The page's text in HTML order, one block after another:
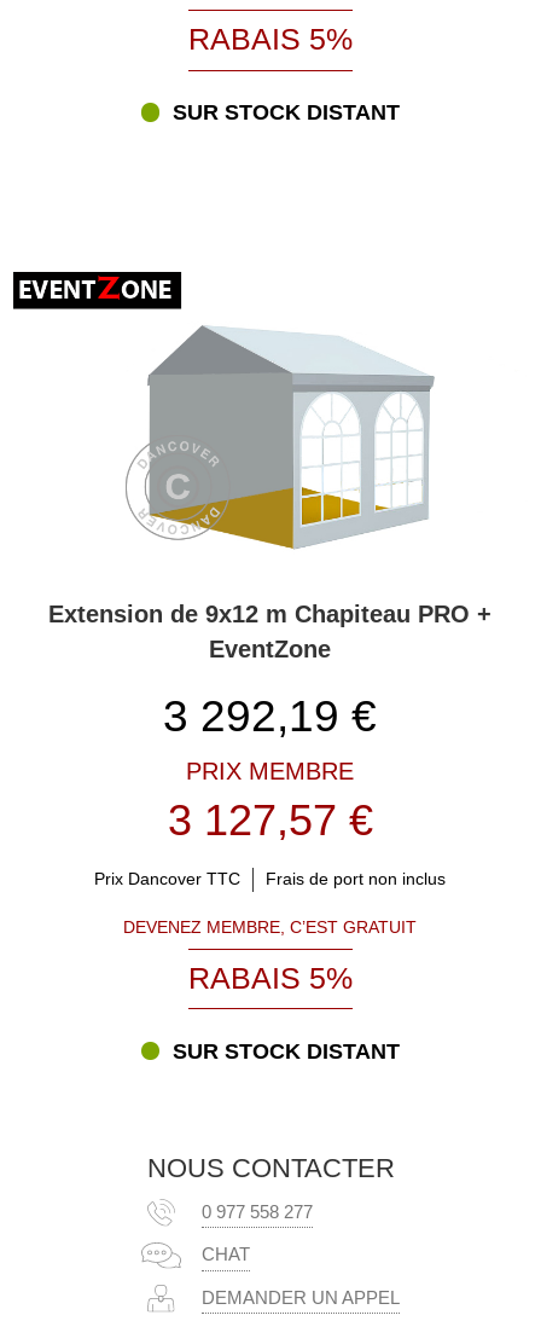
RABAIS 5%
SUR STOCK DISTANT
Extension de 9x12 m Chapiteau PRO +
EventZone
3 292,19 €
PRIX MEMBRE
3 127,57 €
Prix Dancover TTC Frais de port non inclus
DEVENEZ MEMBRE, C’EST GRATUIT
RABAIS 5%
SUR STOCK DISTANT
NOUS CONTACTER
0 977 558 277
CHAT
DEMANDER UN APPEL